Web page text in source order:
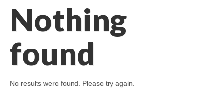
Nothing
found
No results were found. Please try again.